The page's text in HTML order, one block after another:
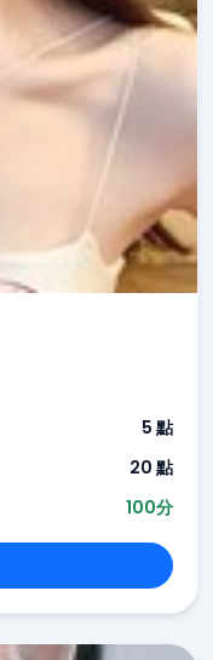
5 點
20 點
100分